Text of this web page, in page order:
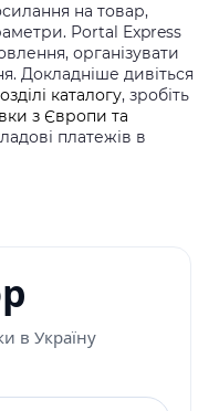
на товар,
Portal Express
організувати
Докладніше дивіться
каталогу, зробіть
з Європи та
платежів в
в Україну